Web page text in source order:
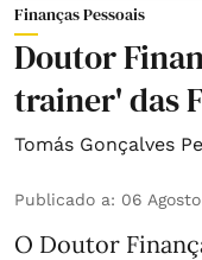
Finanças Pessoais
Doutor
trainer' das
Tomás Gonçalves
Publicado a: 06
O Doutor